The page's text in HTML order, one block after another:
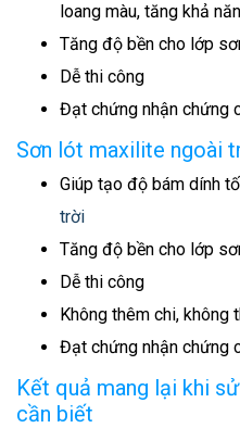
loang màu, tăng khả
Tăng độ bền cho lớp
Dễ thi công
Đạt chứng nhận chứng
Sơn lót maxilite ngoài
Giúp tạo độ bám dính
trời
Tăng độ bền cho lớp
Dễ thi công
Không thêm chi, không
Đạt chứng nhận chứng
Kết quả mang lại khi
cần biết